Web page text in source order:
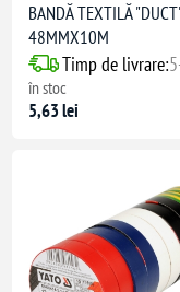
BANDĂ TEXTILĂ
48MMX10M
Timp de livrare:
în stoc
5,63 lei